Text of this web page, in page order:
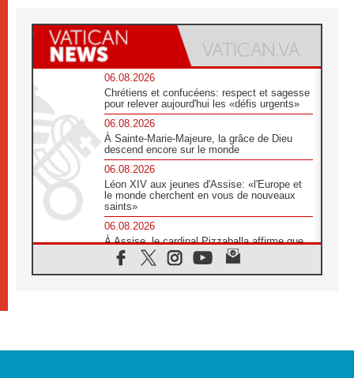
06.08.2026
Chrétiens et confucéens: respect et sagesse
pour relever aujourd'hui les «défis urgents»
06.08.2026
À Sainte-Marie-Majeure, la grâce de Dieu
descend encore sur le monde
06.08.2026
Léon XIV aux jeunes d'Assise: «l'Europe et
le monde cherchent en vous de nouveaux
saints»
06.08.2026
À Assise, le cardinal Pizzaballa affirme que
«les chrétiens veulent la paix»
06.08.2026